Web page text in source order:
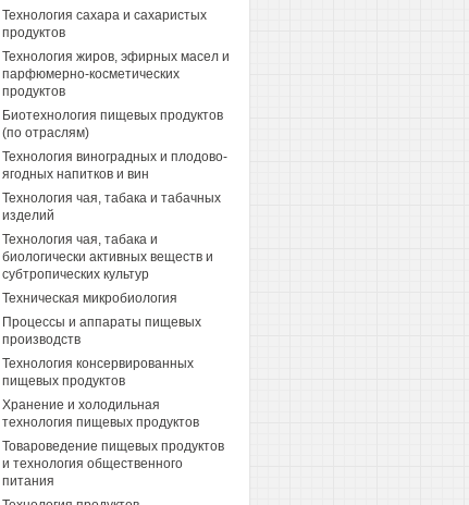
Технология сахара и сахаристых
продуктов
Технология жиров, эфирных масел и
парфюмерно-косметических
продуктов
Биотехнология пищевых продуктов
(по отраслям)
Технология виноградных и плодово-
ягодных напитков и вин
Технология чая, табака и табачных
изделий
Технология чая, табака и
биологически активных веществ и
субтропических культур
Техническая микробиология
Процессы и аппараты пищевых
производств
Технология консервированных
пищевых продуктов
Хранение и холодильная
технология пищевых продуктов
Товароведение пищевых продуктов
и технология общественного
питания